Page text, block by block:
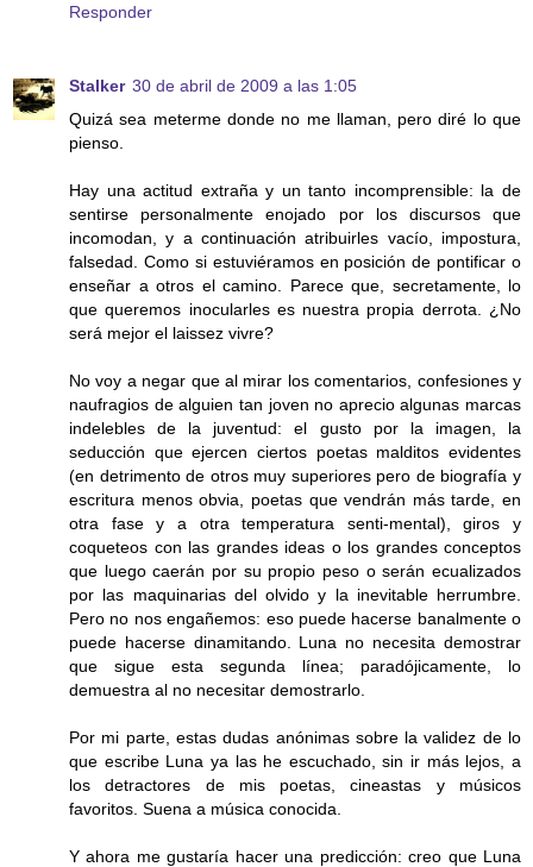
Responder
Stalker 30 de abril de 2009 a las 1:05
Quizá sea meterme donde no me llaman, pero diré lo que
pienso.
Hay una actitud extraña y un tanto incomprensible: la de
sentirse personalmente enojado por los discursos que
incomodan, y a continuación atribuirles vacío, impostura,
falsedad. Como si estuviéramos en posición de pontificar o
enseñar a otros el camino. Parece que, secretamente, lo
que queremos inocularles es nuestra propia derrota. ¿No
será mejor el laissez vivre?
No voy a negar que al mirar los comentarios, confesiones y
naufragios de alguien tan joven no aprecio algunas marcas
indelebles de la juventud: el gusto por la imagen, la
seducción que ejercen ciertos poetas malditos evidentes
(en detrimento de otros muy superiores pero de biografía y
escritura menos obvia, poetas que vendrán más tarde, en
otra fase y a otra temperatura senti-mental), giros y
coqueteos con las grandes ideas o los grandes conceptos
que luego caerán por su propio peso o serán ecualizados
por las maquinarias del olvido y la inevitable herrumbre.
Pero no nos engañemos: eso puede hacerse banalmente o
puede hacerse dinamitando. Luna no necesita demostrar
que sigue esta segunda línea; paradójicamente, lo
demuestra al no necesitar demostrarlo.
Por mi parte, estas dudas anónimas sobre la validez de lo
que escribe Luna ya las he escuchado, sin ir más lejos, a
los detractores de mis poetas, cineastas y músicos
favoritos. Suena a música conocida.
Y ahora me gustaría hacer una predicción: creo que Luna